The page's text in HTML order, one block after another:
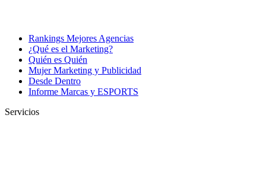
Rankings Mejores Agencias
¿Qué es el Marketing?
Quién es Quién
Mujer Marketing y Publicidad
Desde Dentro
Informe Marcas y ESPORTS
Servicios